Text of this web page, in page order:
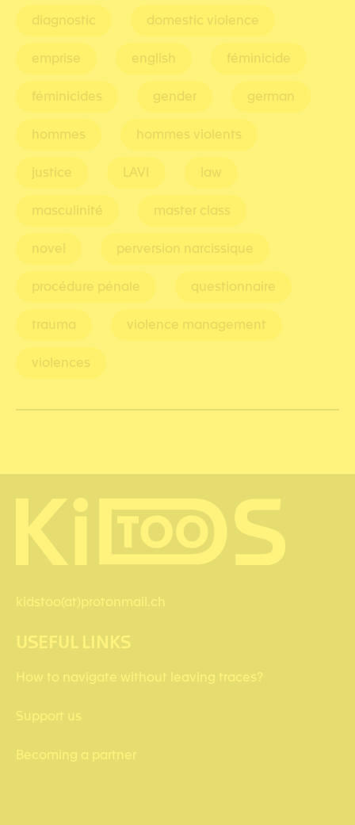
diagnostic domestic violence
emprise english féminicide
féminicides gender german
hommes hommes violents
justice LAVI law
masculinité master class
novel perversion narcissique
procédure pénale questionnaire
trauma violence management
violences
kidstoo(at)protonmail.ch
USEFUL LINKS
How to navigate without leaving traces?
Support us
Becoming a partner